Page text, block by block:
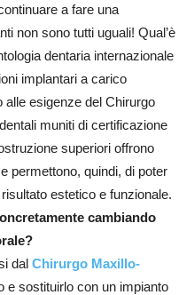
a fare una
non sono tutti uguali! Qual’è
dentaria internazionale
implantari a carico
esigenze del Chirurgo
muniti di certificazione
superiori offrono
permettono, quindi, di poter
estetico e funzionale.
cambiando
dal Chirurgo Maxillo-
e sostituirlo con un impianto